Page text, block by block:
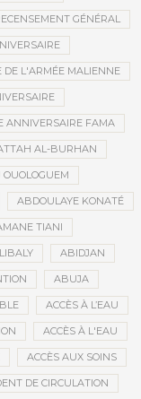
GÉNÉRAL
DE L'ARMÉE MALIENNE
ANNIVERSAIRE FAMA
AL-BURHAN
ABDOULAYE KONATÉ
TIANI
ABIDJAN
ABUJA
ACCÈS À L’EAU
ACCÈS À L'EAU
ACCÈS AUX SOINS
DE CIRCULATION